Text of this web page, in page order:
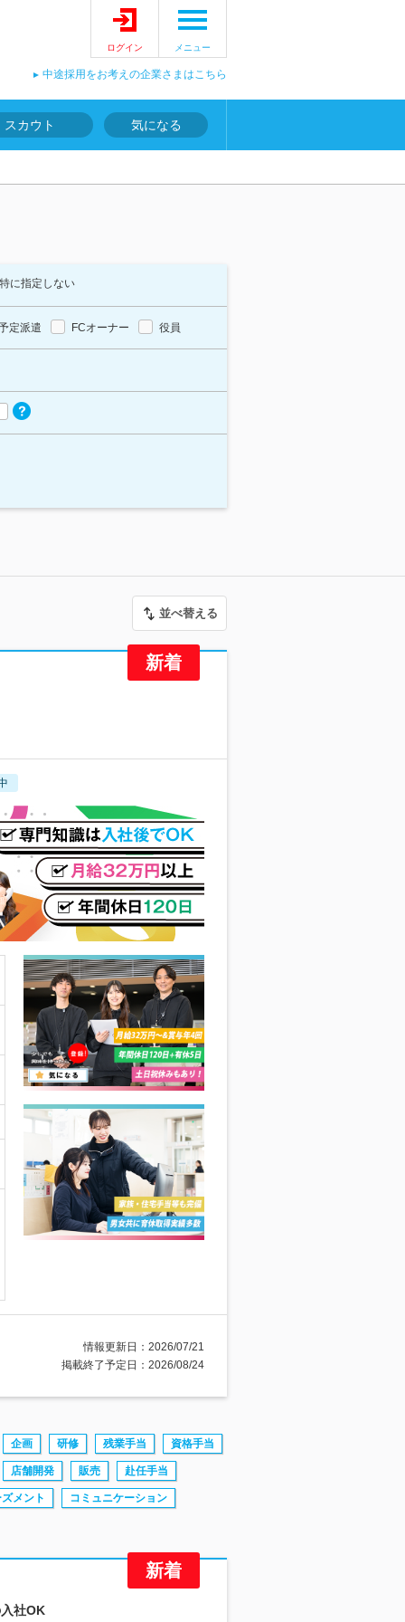
ログイン メニュー
中途採用をお考えの企業さまはこちら
スカウト 気になる
特に指定しない
定派遣 FCオーナー 役員
並べ替える
情報更新日：2026/07/21
掲載終了予定日：2026/08/24
企画 研修 残業手当 資格手当
店舗開発 販売 赴任手当
メント コミュニケーション
社OK